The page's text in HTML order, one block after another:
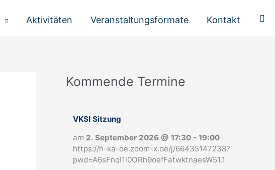
Aktivitäten Veranstaltungsformate Kontakt
Kommende Termine
VKSI Sitzung
am 2. September 2026 @ 17:30- 19:00|
https://h-ka-de.zoom-x.de/j/66435147238?
pwd=A6sFnqI1l0ORh9oefFatwktnaesW51.1
A
m